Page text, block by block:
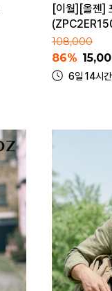
[이월][올젠]
108,000
86%
6일 14시